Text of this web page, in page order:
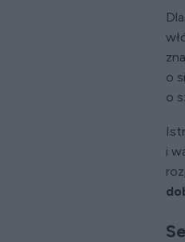
o
o
i